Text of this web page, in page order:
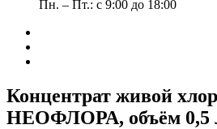
Пн. – Пт.: с 9:00 до 18:00
Концентрат живой
НЕОФЛОРА, объём 0,5